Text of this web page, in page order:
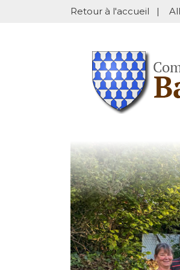
Retour à l'accueil |